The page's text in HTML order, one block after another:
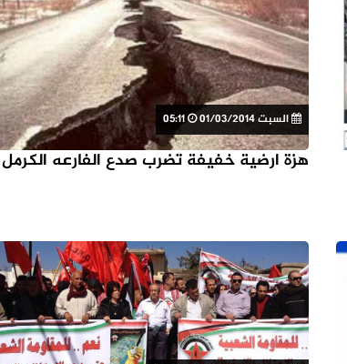
السبت 01/03/2014 05:11
هزة ارضية خفيفة تضرب صدع الفارعه الكرمل